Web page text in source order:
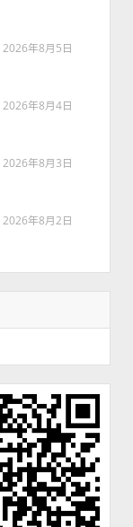
2026年8月5日
2026年8月4日
2026年8月3日
2026年8月2日